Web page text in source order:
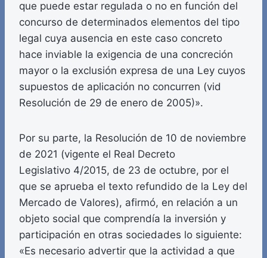
que puede estar regulada o no en función del
concurso de determinados elementos del tipo
legal cuya ausencia en este caso concreto
hace inviable la exigencia de una concreción
mayor o la exclusión expresa de una Ley cuyos
supuestos de aplicación no concurren (vid
Resolución de 29 de enero de 2005)».
Por su parte, la Resolución de 10 de noviembre
de 2021 (vigente el Real Decreto
Legislativo 4/2015, de 23 de octubre, por el
que se aprueba el texto refundido de la Ley del
Mercado de Valores), afirmó, en relación a un
objeto social que comprendía la inversión y
participación en otras sociedades lo siguiente:
«Es necesario advertir que la actividad a que